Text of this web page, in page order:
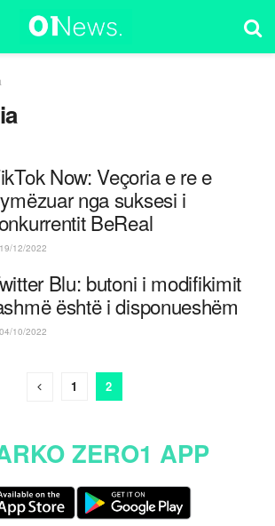
Now: Veçoria e re e
nga suksesi i
BeReal
19/12/2022
Blu: butoni i modifikimit
është i disponueshëm
04/10/2022
1 2
ZERO1 APP